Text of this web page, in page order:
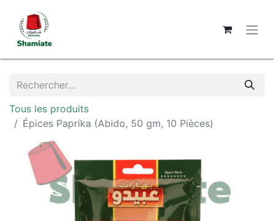
Tous les produits
Épices Paprika (Abido, 50 gm, 10 Pièces)